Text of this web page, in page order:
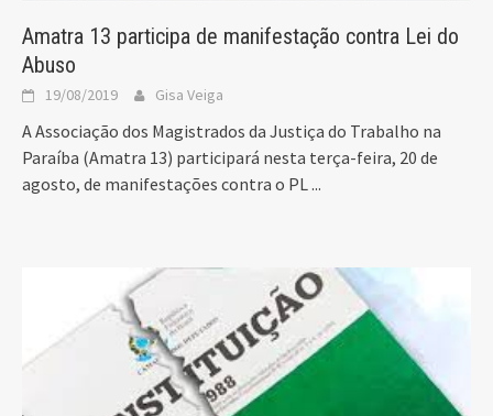
Amatra 13 participa de manifestação contra Lei do
Abuso
19/08/2019 Gisa Veiga
A Associação dos Magistrados da Justiça do Trabalho na
Paraíba (Amatra 13) participará nesta terça-feira, 20 de
agosto, de manifestações contra o PL...